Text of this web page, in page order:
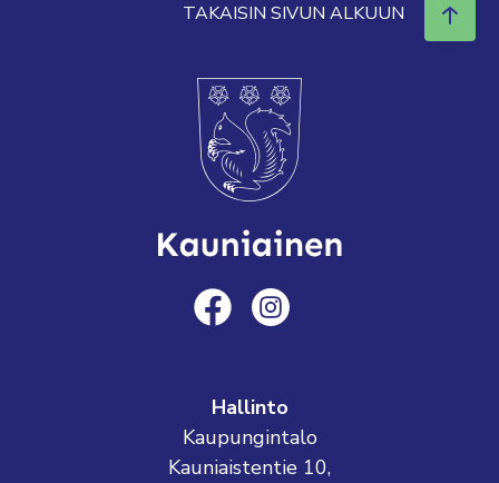
TAKAISIN SIVUN ALKUUN
Hallinto
Kaupungintalo
Kauniaistentie 10,